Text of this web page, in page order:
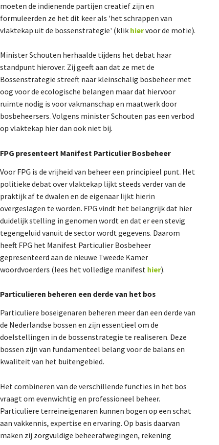
moeten de indienende partijen creatief zijn en
formuleerden ze het dit keer als 'het schrappen van
vlaktekap uit de bossenstrategie' (klik hiervoor de motie).
Minister Schouten herhaalde tijdens het debat haar
standpunt hierover. Zij geeft aan dat ze met de
Bossenstrategie streeft naar kleinschalig bosbeheer met
oog voor de ecologische belangen maar dat hiervoor
ruimte nodig is voor vakmanschap en maatwerk door
bosbeheersers. Volgens minister Schouten pas een verbod
op vlaktekap hier dan ook niet bij.
FPG presenteert Manifest Particulier Bosbeheer
Voor FPG is de vrijheid van beheer een principieel punt. Het
politieke debat over vlaktekap lijkt steeds verder van de
praktijk af te dwalen en de eigenaar lijkt hierin
overgeslagen te worden. FPG vindt het belangrijk dat hier
duidelijk stelling in genomen wordt en dat er een stevig
tegengeluid vanuit de sector wordt gegevens. Daarom
heeft FPG het Manifest Particulier Bosbeheer
gepresenteerd aan de nieuwe Tweede Kamer
woordvoerders (lees het volledige manifest hier).
Particulieren beheren een derde van het bos
Particuliere boseigenaren beheren meer dan een derde van
de Nederlandse bossen en zijn essentieel om de
doelstellingen in de bossenstrategie te realiseren. Deze
bossen zijn van fundamenteel belang voor de balans en
kwaliteit van het buitengebied.
Het combineren van de verschillende functies in het bos
vraagt om evenwichtig en professioneel beheer.
Particuliere terreineigenaren kunnen bogen op een schat
aan vakkennis, expertise en ervaring. Op basis daarvan
maken zij zorgvuldige beheerafwegingen, rekening